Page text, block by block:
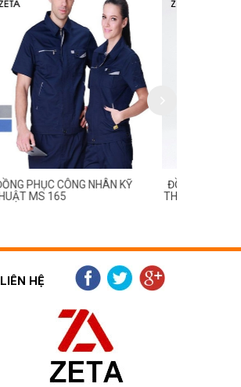
ĐỒNG PHỤC CÔNG NHÂN KỸ
THUẬT MS 164
LIÊN HỆ